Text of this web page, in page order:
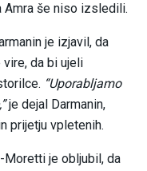
Amra še niso izsledili.
je izjavil, da
da bi ujeli
“Uporabljamo
je dejal Darmanin,
prijetju vpletenih.
je obljubil, da